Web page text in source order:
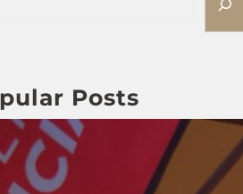
Posts
Fotos ExpoFuturo 2015 Día
2
Durante cuatro jornadas, la